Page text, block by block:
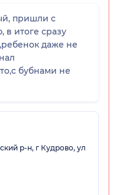
пришли с
в итоге сразу
даже не
бубнами не
р-н, г Кудрово, ул